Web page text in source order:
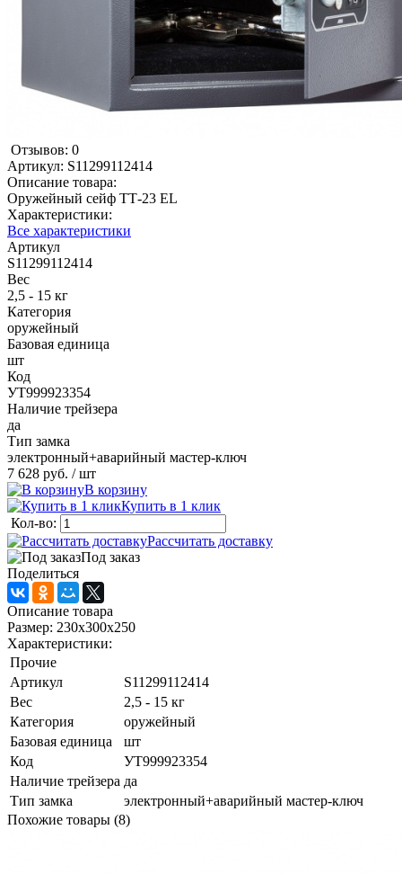
Отзывов: 0
Артикул: S11299112414
Описание товара:
Оружейный сейф ТТ-23 EL
Характеристики:
Все характеристики
Артикул
S11299112414
Вес
2,5 - 15 кг
Категория
оружейный
Базовая единица
шт
Код
УТ999923354
Наличие трейзера
да
Тип замка
электронный+аварийный мастер-ключ
7 628 руб. / шт
В корзину
Купить в 1 клик
Кол-во:
Рассчитать доставку
Под заказ
Поделиться
Описание товара
Размер: 230x300x250
Характеристики:
Прочие
Артикул
S11299112414
Вес
2,5 - 15 кг
Категория
оружейный
Базовая единица
шт
Код
УТ999923354
Наличие трейзера да
Тип замка
электронный+аварийный мастер-ключ
Похожие товары (8)